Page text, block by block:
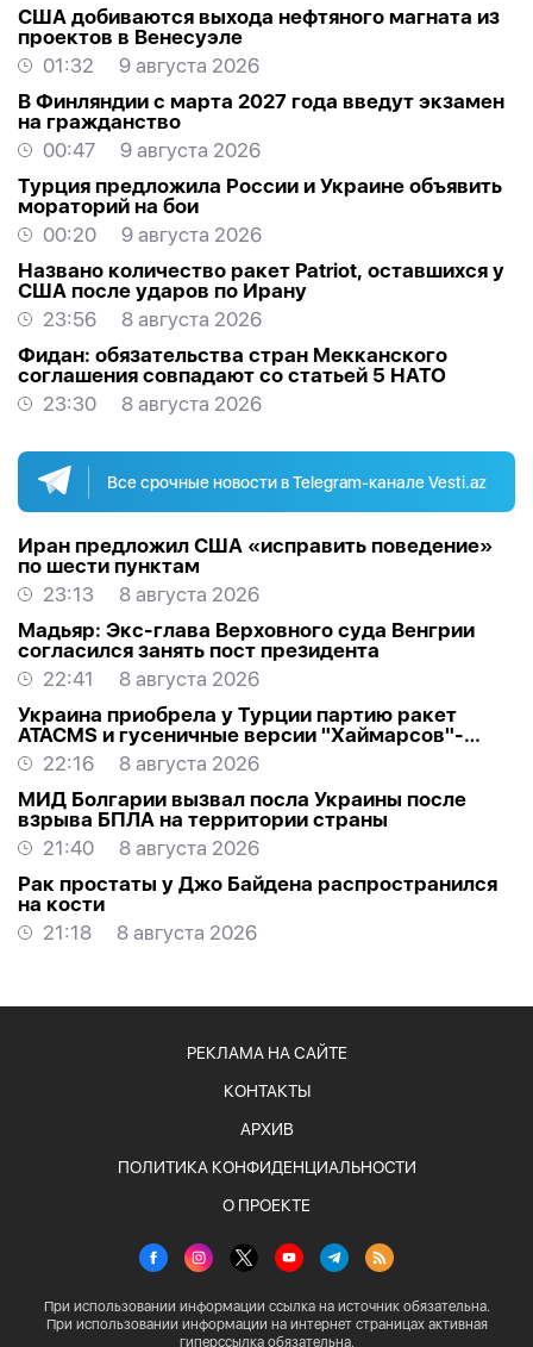
США добиваются выхода нефтяного магната из
проектов в Венесуэле
01:32
9 августа 2026
В Финляндии с марта 2027 года введут экзамен
на гражданство
00:47
9 августа 2026
Турция предложила России и Украине объявить
мораторий на бои
00:20
9 августа 2026
Названо количество ракет Patriot, оставшихся у
США после ударов по Ирану
23:56
8 августа 2026
Фидан: обязательства стран Мекканского
соглашения совпадают со статьей 5 НАТО
23:30
8 августа 2026
Все срочные новости в Telegram-канале Vesti.az
Иран предложил США «исправить поведение»
по шести пунктам
23:13
8 августа 2026
Мадьяр: Экс-глава Верховного суда Венгрии
согласился занять пост президента
22:41
8 августа 2026
Украина приобрела у Турции партию ракет
ATACMS и гусеничные версии "Хаймарсов"-
ОБНОВЛЕНО
22:16
8 августа 2026
МИД Болгарии вызвал посла Украины после
взрыва БПЛА на территории страны
21:40
8 августа 2026
Рак простаты у Джо Байдена распространился
на кости
21:18
8 августа 2026
РЕКЛАМА НА САЙТЕ
КОНТАКТЫ
АРХИВ
ПОЛИТИКА КОНФИДЕНЦИАЛЬНОСТИ
О ПРОЕКТЕ
При использовании информации ссылка на источник обязательна.
При использовании информации на интернет страницах активная
гиперссылка обязательна.